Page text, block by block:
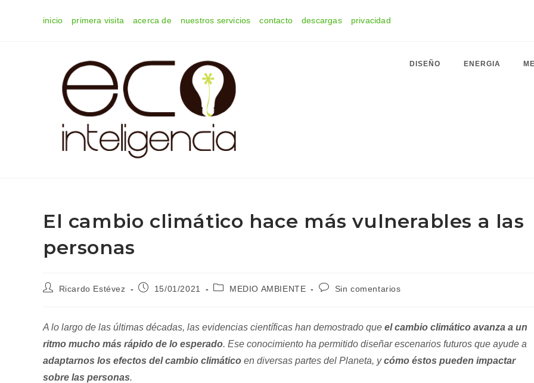
inicio primera visita acerca de nuestros servicios contacto descargas privacidad
DISEÑO ENERGIA
El cambio climático hace más vulnerables a las
personas
AutorRicardo Estévez
Publicación
entrada:
15/01/2021
Categoría
MEDIO AMBIENTE
Comentarios
Sin comentarios
A lo largo de las últimas décadas, las evidencias científicas han demostrado que el cambio climático avanza a un
ritmo mucho más rápido de lo esperado. Ese conocimiento ha permitido diseñar escenarios futuros que ayude a
adaptarnos los efectos del cambio climático en diversas partes del Planeta, ycómo éstos pueden impactar
sobre las personas.